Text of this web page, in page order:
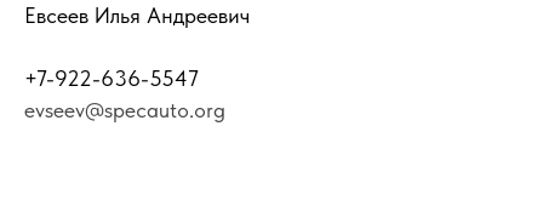
Евсеев Илья Андреевич
+7-922-636-5547
evseev@specauto.org